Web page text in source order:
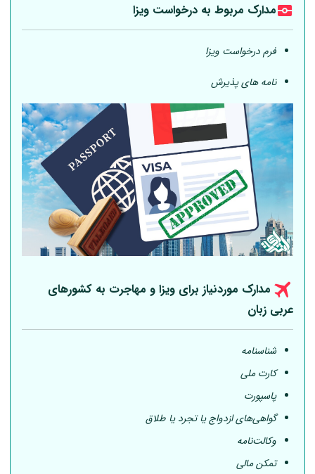
مدارک مربوط به درخواست ویزا
فرم درخواست ویزا
نامه های پذیرش
مدارک موردنیاز برای ویزا و مهاجرت به کشورهای
عربی زبان
شناسنامه
کارت ملی
پاسپورت
گواهی‌های ازدواج یا تجرد یا طلاق
وکالت‌نامه
تمکن مالی